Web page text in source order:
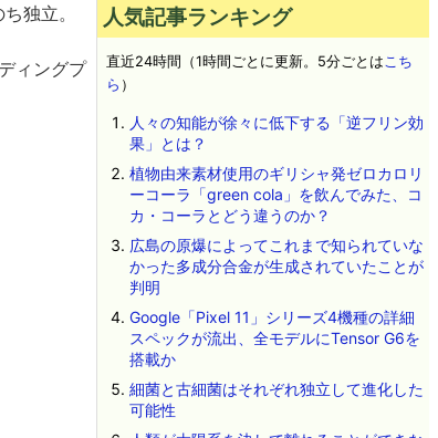
独立。
ィングプ
人気記事ランキング
直近24時間（1時間ごとに更新。5分ごとはこち
ら ）
人々の知能が徐々に低下する「逆フリン効
果」とは？
植物由来素材使用のギリシャ発ゼロカロリ
ーコーラ「green cola」を飲んでみた、コ
カ・コーラとどう違うのか？
広島の原爆によってこれまで知られていな
かった多成分合金が生成されていたことが
判明
Google「Pixel 11」シリーズ4機種の詳細
スペックが流出、全モデルにTensor G6を
搭載か
細菌と古細菌はそれぞれ独立して進化した
可能性